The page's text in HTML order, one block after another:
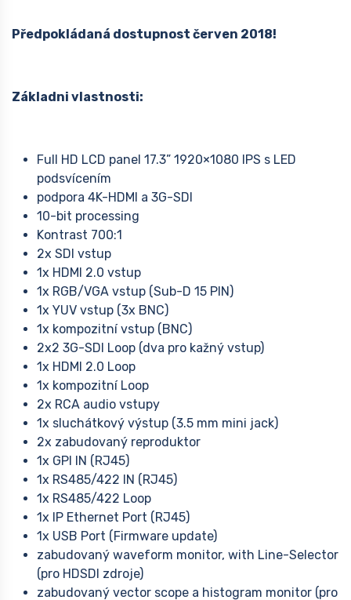
Předpokládaná dostupnost červen 2018!
Základni vlastnosti:
Full HD LCD panel 17.3” 1920×1080 IPS s LED
podsvícením
podpora 4K-HDMI a 3G-SDI
10-bit processing
Kontrast 700:1
2x SDI vstup
1x HDMI 2.0 vstup
1x RGB/VGA vstup (Sub-D 15 PIN)
1x YUV vstup (3x BNC)
1x kompozitní vstup (BNC)
2x2 3G-SDI Loop (dva pro kažný vstup)
1x HDMI 2.0 Loop
1x kompozitní Loop
2x RCA audio vstupy
1x sluchátkový výstup (3.5 mm mini jack)
2x zabudovaný reproduktor
1x GPI IN (RJ45)
1x RS485/422 IN (RJ45)
1x RS485/422 Loop
1x IP Ethernet Port (RJ45)
1x USB Port (Firmware update)
zabudovaný waveform monitor, with Line-Selector
(pro HDSDI zdroje)
zabudovaný vector scope a histogram monitor (pro